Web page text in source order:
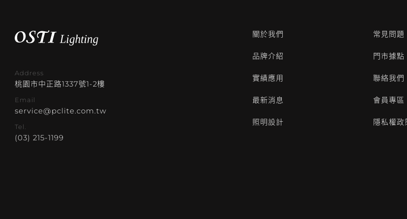
Address
桃園市中正路1337號1-2樓
Email
service@pclite.com.tw
Tel.
(03) 215-1199
關於我們
品牌介紹
實績應用
最新消息
照明設計
常見問題
門市據點
聯絡我們
會員專區
隱私權政